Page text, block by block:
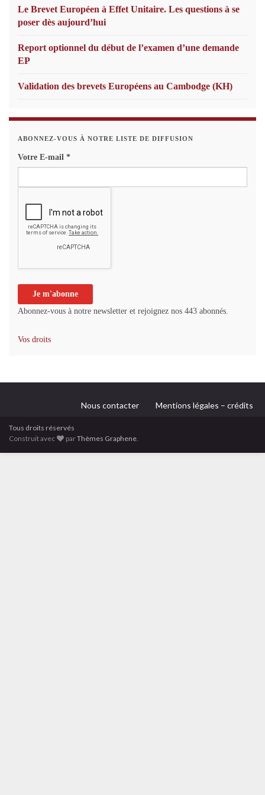
Le Brevet Européen à Effet Unitaire. Les questions à se
poser dès aujourd’hui
Report optionnel du début de l’examen d’une demande
EP
Validation des brevets Européens au Cambodge (KH)
ABONNEZ-VOUS À NOTRE LISTE DE DIFFUSION
Votre E-mail *
Abonnez-vous à notre newsletter et rejoignez nos 443 abonnés.
Vos droits
Nous contacter Mentions légales – crédits
Tous droits réservés
Construit avec
parThèmes Graphene